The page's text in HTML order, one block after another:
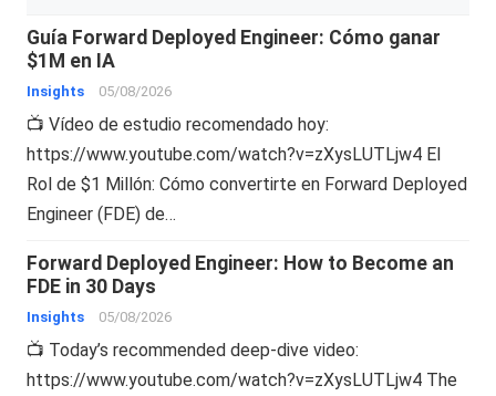
Guía Forward Deployed Engineer: Cómo ganar
$1M en IA
Insights 05/08/2026
📺 Vídeo de estudio recomendado hoy:
https://www.youtube.com/watch?v=zXysLUTLjw4 El
Rol de $1 Millón: Cómo convertirte en Forward Deployed
Engineer (FDE) de…
Forward Deployed Engineer: How to Become an
FDE in 30 Days
Insights 05/08/2026
📺 Today’s recommended deep-dive video:
https://www.youtube.com/watch?v=zXysLUTLjw4 The